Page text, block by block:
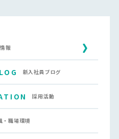
報
新入社員ブログ
採用活動
・職場環境